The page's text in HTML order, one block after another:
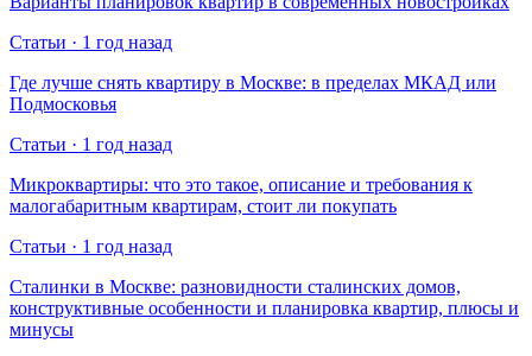
Статьи · 1 год назад
Где лучше снять квартиру в Москве: в пределах МКАД или
Подмосковья
Статьи · 1 год назад
Микроквартиры: что это такое, описание и требования к
малогабаритным квартирам, стоит ли покупать
Статьи · 1 год назад
Сталинки в Москве: разновидности сталинских домов,
конструктивные особенности и планировка квартир, плюсы и
минусы